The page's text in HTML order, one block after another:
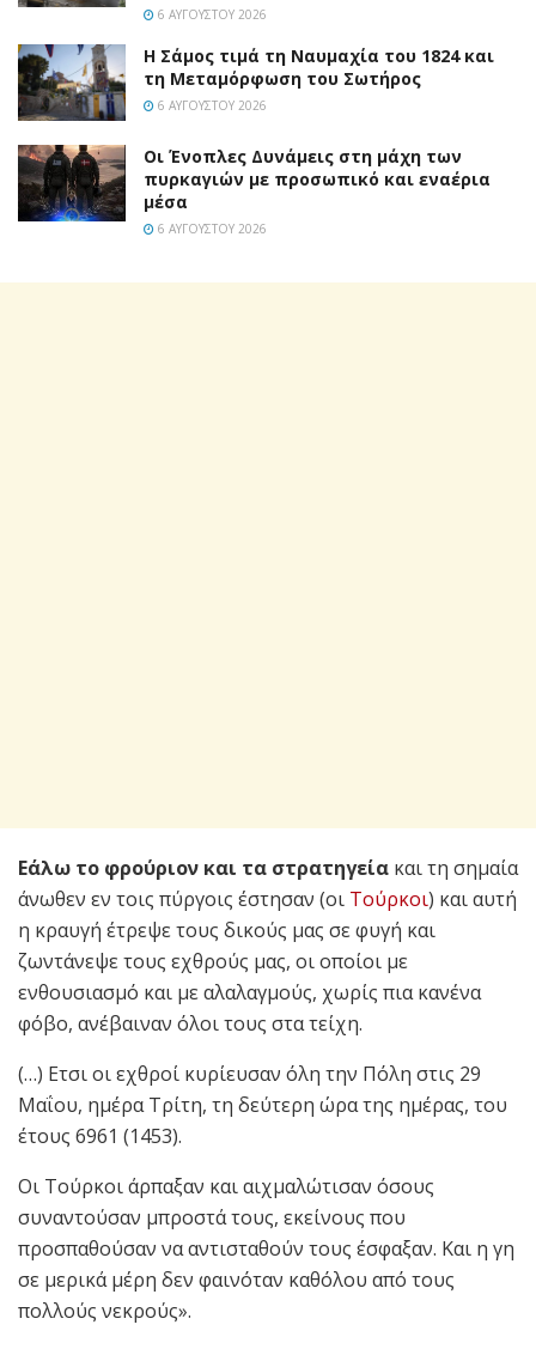
6 ΑΥΓΟΎΣΤΟΥ 2026
Η Σάμος τιμά τη Ναυμαχία του 1824 και
τη Μεταμόρφωση του Σωτήρος
6 ΑΥΓΟΎΣΤΟΥ 2026
Οι Ένοπλες Δυνάμεις στη μάχη των
πυρκαγιών με προσωπικό και εναέρια
μέσα
6 ΑΥΓΟΎΣΤΟΥ 2026
Εάλω το φρούριον και τα στρατηγεία και τη σημαία
άνωθεν εν τοις πύργοις έστησαν (οι Τούρκοι) και αυτή
η κραυγή έτρεψε τους δικούς μας σε φυγή και
ζωντάνεψε τους εχθρούς μας, οι οποίοι με
ενθουσιασμό και με αλαλαγμούς, χωρίς πια κανένα
φόβο, ανέβαιναν όλοι τους στα τείχη.
(…) Ετσι οι εχθροί κυρίευσαν όλη την Πόλη στις 29
Μαΐου, ημέρα Τρίτη, τη δεύτερη ώρα της ημέρας, του
έτους 6961 (1453).
Οι Τούρκοι άρπαξαν και αιχμαλώτισαν όσους
συναντούσαν μπροστά τους, εκείνους που
προσπαθούσαν να αντισταθούν τους έσφαξαν. Και η γη
σε μερικά μέρη δεν φαινόταν καθόλου από τους
πολλούς νεκρούς».